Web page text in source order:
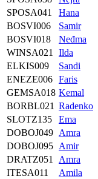
SPOSA041
Hana
BOSVI006
Samir
BOSVI018
Neđma
WINSA021
Ilda
ELKIS009
Sandi
ENEZE006 Faris
GEMSA018 Kemal
BORBL021 Radenko
SLOTZ135
Ema
DOBOJ049 Amra
DOBOJ095 Amir
DRATZ051
Amra
ITESA011
Amila